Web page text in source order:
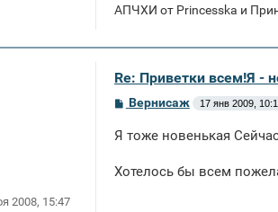
АПЧХИ от Princesska и
2008, 15:47
Re: Приветки всем!Я -
С
б
н
Вернисаж 17 янв 2009,
Я тоже новенькая
Хотелось бы всем